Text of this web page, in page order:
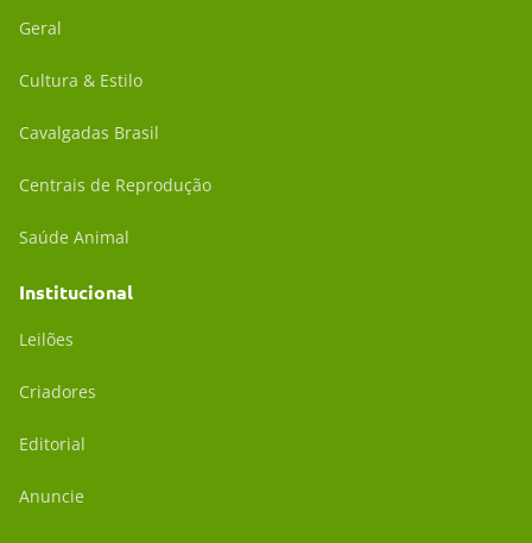
Geral
Cultura & Estilo
Cavalgadas Brasil
Centrais de Reprodução
Saúde Animal
Institucional
Leilões
Criadores
Editorial
Anuncie